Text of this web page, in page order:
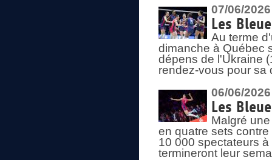
07/06/2026
Les
Au terme
dimanche à Québec
dépens de l'Ukraine
rendez-vous pour sa
06/06/2026
Les
Malgré
en quatre sets
10 000 spectateurs
termineront leur